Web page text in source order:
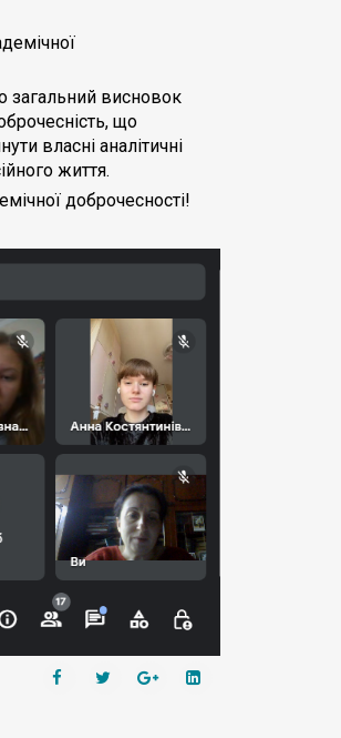
загальний висновок
що
власні аналітичні
життя.
доброчесності!